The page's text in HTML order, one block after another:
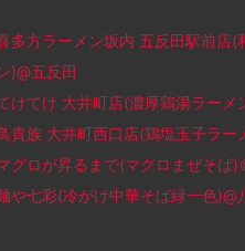
多方ラーメン坂内 五反田駅前店(
)@五反田
けてけ 大井町店(濃厚鶏湯ラーメ
貴族 大井町西口店(鶏塩玉子ラー
グロが昇るまで(マグロまぜそば)
や七彩(冷がけ中華そば緑一色)@